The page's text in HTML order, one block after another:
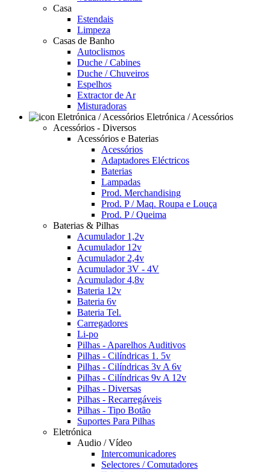
Casa
Estendais
Limpeza
Casas de Banho
Autoclismos
Duche / Cabines
Duche / Chuveiros
Espelhos
Extractor de Ar
Misturadoras
Eletrónica / Acessórios
Acessórios - Diversos
Acessórios e Baterias
Acessórios
Adaptadores Eléctricos
Baterias
Lampadas
Prod. Merchandising
Prod. P / Maq. Roupa e Louça
Prod. P / Queima
Baterias & Pilhas
Acumulador 1,2v
Acumulador 12v
Acumulador 2,4v
Acumulador 3V - 4V
Acumulador 4,8v
Bateria 12v
Bateria 6v
Bateria Tel.
Carregadores
Li-po
Pilhas - Aparelhos Auditivos
Pilhas - Cilíndricas 1. 5v
Pilhas - Cilíndricas 3v A 6v
Pilhas - Cilíndricas 9v A 12v
Pilhas - Diversas
Pilhas - Recarregáveis
Pilhas - Tipo Botão
Suportes Para Pilhas
Eletrónica
Audio / Vídeo
Intercomunicadores
Selectores / Comutadores